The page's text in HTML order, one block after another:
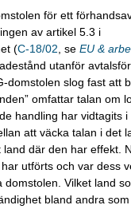
för ett
av artikel 5.3 i
(C-18/02 , se EU &
utanför
domstolen slog fast att
omfattar talan om
handling har vidtagits
att väcka talan i det
där den har effekt.
utförts och var dess
Vilket land
bland andra